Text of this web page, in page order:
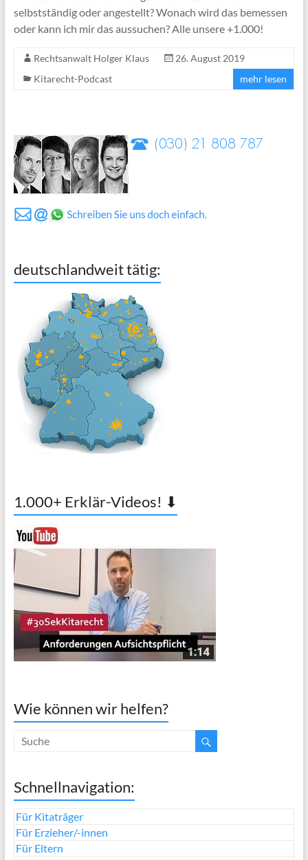
selbstständig oder angestellt? Wonach wird das bemessen
oder kann ich mir das aussuchen? Alle unsere +1.000!
Rechtsanwalt Holger Klaus
26. August 2019
Kitarecht-Podcast
mehr lesen
deutschlandweit tätig:
1.000+ Erklär-Videos! ⬇
Wie können wir helfen?
Schnellnavigation:
Für Kitaträger
Für Erzieher/-innen
Für Eltern